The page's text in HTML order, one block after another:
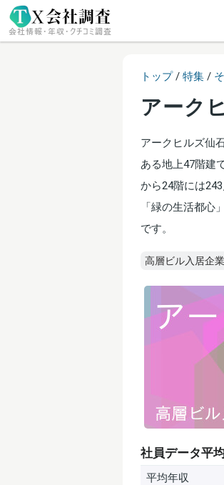
トップ/ 特集 /
アーク
アークヒルズ仙
ある地上47階建
から24階には
「緑の生活都
です。
高層ビル入居企業
社員データ平
平均年収